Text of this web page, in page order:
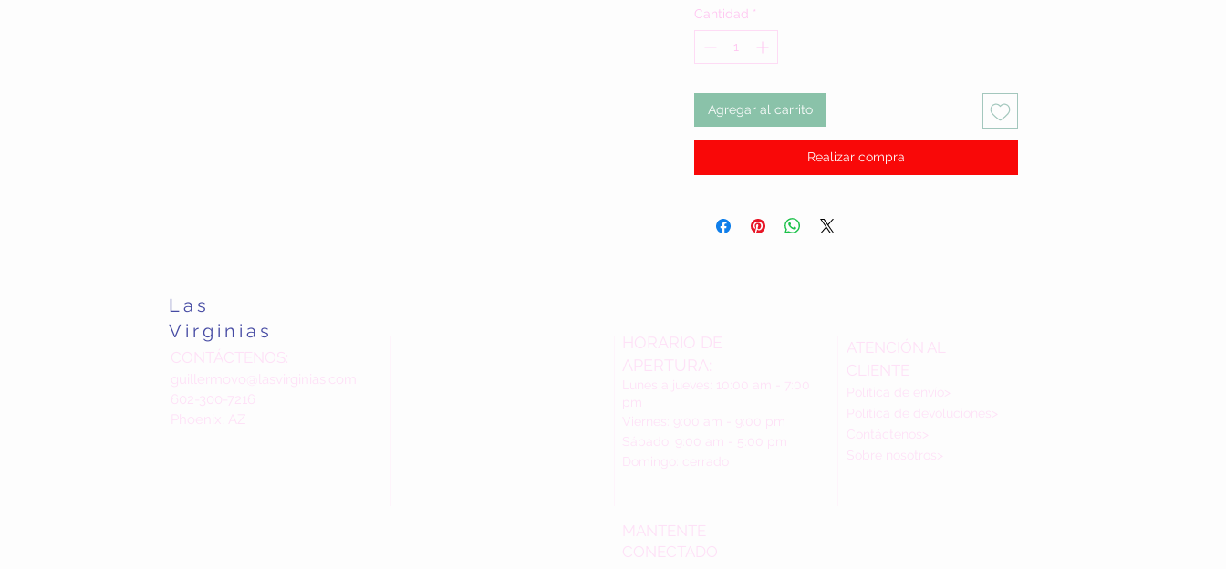
Cantidad *
Agregar al carrito
Realizar compra
Las
Virginias
CONTÁCTENOS:
guillermovo@lasvirginias.com
602-300-7216
Phoenix, AZ
HORARIO DE
APERTURA:
Lunes a jueves: 10:00 am - 7:00
pm
Viernes: 9:00 am - 9:00 pm
Sábado: 9:00 am - 5:00 pm
Domingo: cerrado
MANTENTE
CONECTADO
ATENCIÓN AL
CLIENTE
Política de envío>
Política de devoluciones>
Contáctenos>
Sobre nosotros>